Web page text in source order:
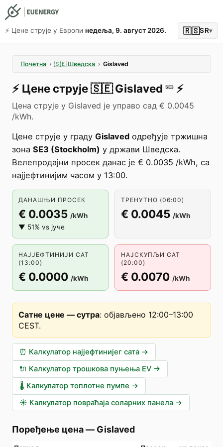
⚡️ Цене струје у Европи недеља, 9. август 2026. 🇷🇸SR▾
Почетна › 🇸🇪 Шведска › Gislaved
⚡️ Цене струје🇸🇪 Gislaved SE3 ⚡️
Цена струје у Gislaved је управо сад € 0.0045
/kWh.
Цене струје у граду Gislaved одређује тржишна
зона SE3 (Stockholm) у држави Шведска.
Велепродајни просек данас је € 0.0035 /kWh, са
најјефтинијим часом у 13:00.
ДАНАШЊИ ПРОСЕК
€ 0.0035 /kWh
▼ 51% vs јуче
ТРЕНУТНО (06:00)
€ 0.0045 /kWh
НАЈЈЕФТИНИЈИ САТ
(13:00)
€ 0.0000 /kWh
НАЈСКУПЉИ САТ
(20:00)
€ 0.0070 /kWh
Сатне цене — сутра: објављено 12:00–13:00
CEST.
⏰ Калкулатор најјефтинијег сата →
🔌 Калкулатор трошкова пуњења EV →
🌡️ Калкулатор топлотне пумпе →
☀️ Калкулатор повраћаја соларних панела →
Поређење цена— Gislaved